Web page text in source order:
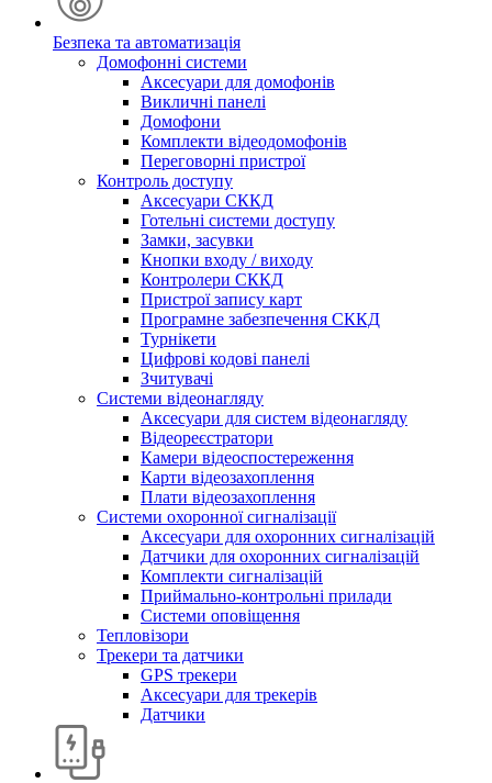
Безпека та автоматизація
Домофонні системи
Аксесуари для домофонів
Викличні панелі
Домофони
Комплекти відеодомофонів
Переговорні пристрої
Контроль доступу
Аксесуари СККД
Готельні системи доступу
Замки, засувки
Кнопки входу / виходу
Контролери СККД
Пристрої запису карт
Програмне забезпечення СККД
Турнікети
Цифрові кодові панелі
Зчитувачі
Системи відеонагляду
Аксесуари для систем відеонагляду
Відеореєстратори
Камери відеоспостереження
Карти відеозахоплення
Плати відеозахоплення
Системи охоронної сигналізації
Аксесуари для охоронних сигналізацій
Датчики для охоронних сигналізацій
Комплекти сигналізацій
Приймально-контрольні прилади
Системи оповіщення
Тепловізори
Трекери та датчики
GPS трекери
Аксесуари для трекерів
Датчики